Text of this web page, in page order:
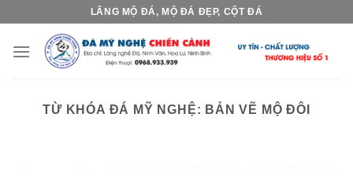
content
LĂNG MỘ ĐÁ, MỘ ĐÁ ĐẸP, CỘT ĐÁ
TỪ KHÓA ĐÁ MỸ NGHỆ: BẢN VẼ MỘ ĐÔI